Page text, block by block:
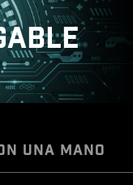
UNA MANO